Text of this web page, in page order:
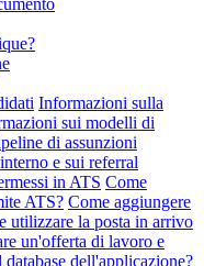
Informazioni sulla
sui modelli di
di assunzioni
e sui referral
in ATS Come
ATS? Come aggiungere
utilizzare la posta in arrivo
un'offerta di lavoro e
dell'applicazione?